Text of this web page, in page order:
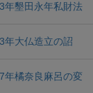
年墾田永年私財法
年大仏造立の詔
年橘奈良麻呂の変